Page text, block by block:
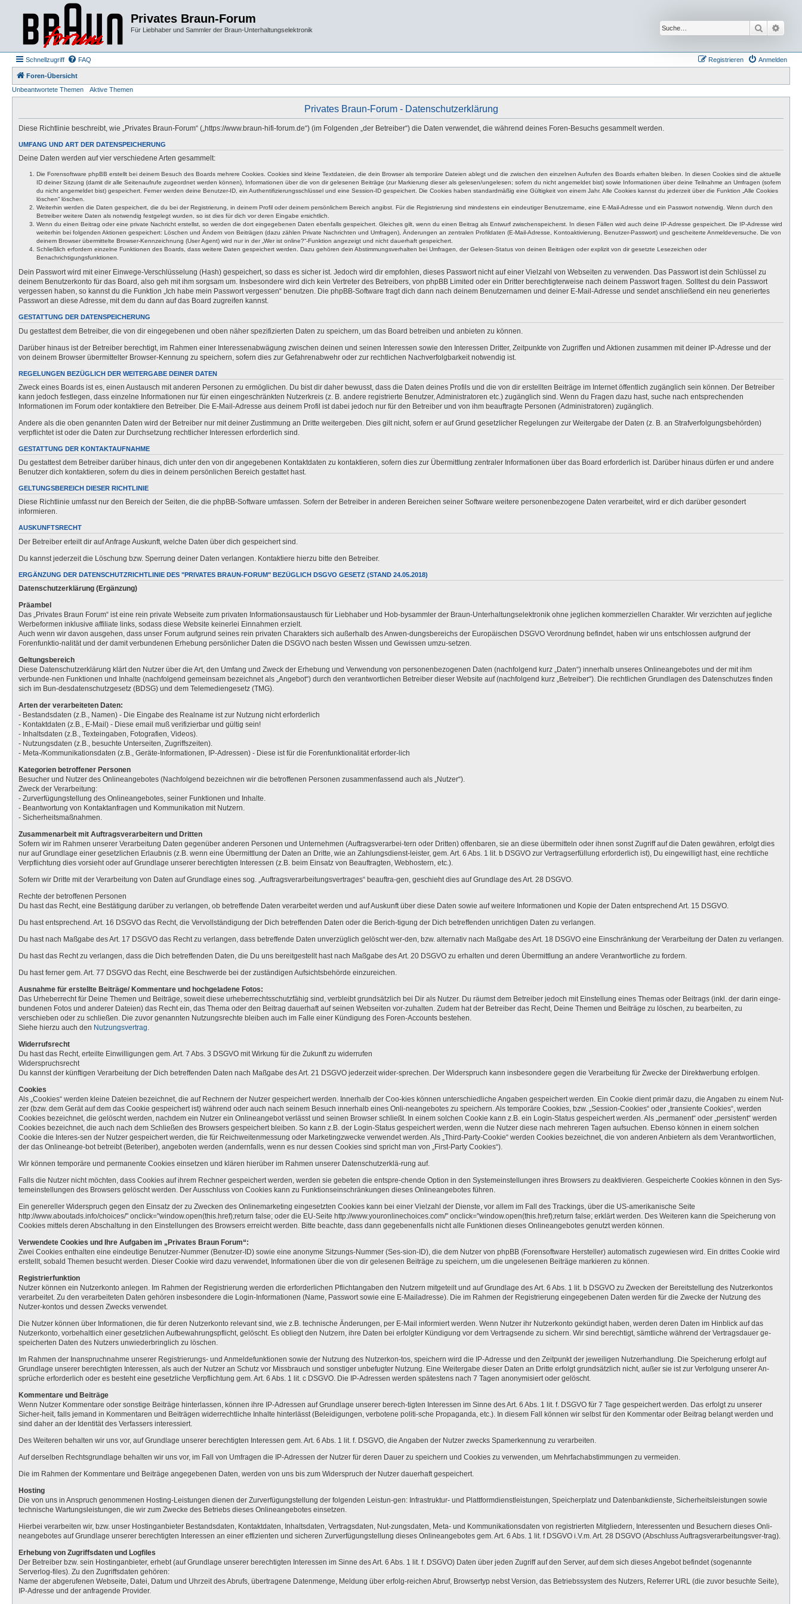
Privates Braun-Forum
Für Liebhaber und Sammler der Braun-Unterhaltungselektronik Suche
Schnellzugriff FAQ Anmelden
Registrieren
Foren-Übersicht
Unbeantwortete Themen
Aktive Themen
Privates Braun-Forum - Datenschutzerklärung
Diese Richtlinie beschreibt, wie „Privates Braun-Forum“ („https://www.braun-hifi-forum.de“) (im Folgenden „der Betreiber“) die Daten verwendet, die während deines Foren-Besuchs gesammelt werden.
UMFANG UND ART DER DATENSPEICHERUNG
Deine Daten werden auf vier verschiedene Arten gesammelt:
Die Forensoftware phpBB erstellt bei deinem Besuch des Boards mehrere Cookies. Cookies sind kleine Textdateien, die dein Browser als temporäre Dateien ablegt und die zwischen den einzelnen Aufrufen des Boards erhalten bleiben. In diesen Cookies sind die aktuelle
ID deiner Sitzung (damit dir alle Seitenaufrufe zugeordnet werden können), Informationen über die von dir gelesenen Beiträge (zur Markierung dieser als gelesen/ungelesen; sofern du nicht angemeldet bist) sowie Informationen über deine Teilnahme an Umfragen (sofern
du nicht angemeldet bist) gespeichert. Ferner werden deine Benutzer-ID, ein Authentifizierungsschlüssel und eine Session-ID gespeichert. Die Cookies haben standardmäßig eine Gültigkeit von einem Jahr. Alle Cookies kannst du jederzeit über die Funktion „Alle Cookies
löschen“ löschen.
Weiterhin werden die Daten gespeichert, die du bei der Registrierung, in deinem Profil oder deinem persönlichem Bereich angibst. Für die Registrierung sind mindestens ein eindeutiger Benutzername, eine E-Mail-Adresse und ein Passwort notwendig. Wenn durch den
Betreiber weitere Daten als notwendig festgelegt wurden, so ist dies für dich vor deren Eingabe ersichtlich.
Wenn du einen Beitrag oder eine private Nachricht erstellst, so werden die dort eingegebenen Daten ebenfalls gespeichert. Gleiches gilt, wenn du einen Beitrag als Entwurf zwischenspeicherst. In diesen Fällen wird auch deine IP-Adresse gespeichert. Die IP-Adresse wird
weiterhin bei folgenden Aktionen gespeichert: Löschen und Ändern von Beiträgen (dazu zählen Private Nachrichten und Umfragen), Änderungen an zentralen Profildaten (E-Mail-Adresse, Kontoaktivierung, Benutzer-Passwort) und gescheiterte Anmeldeversuche. Die von
deinem Browser übermittelte Browser-Kennzeichnung (User Agent) wird nur in der „Wer ist online?“-Funktion angezeigt und nicht dauerhaft gespeichert.
Schließlich erfordern einzelne Funktionen des Boards, dass weitere Daten gespeichert werden. Dazu gehören dein Abstimmungsverhalten bei Umfragen, der Gelesen-Status von deinen Beiträgen oder explizit von dir gesetzte Lesezeichen oder
Benachrichtigungsfunktionen.
Dein Passwort wird mit einer Einwege-Verschlüsselung (Hash) gespeichert, so dass es sicher ist. Jedoch wird dir empfohlen, dieses Passwort nicht auf einer Vielzahl von Webseiten zu verwenden. Das Passwort ist dein Schlüssel zu
deinem Benutzerkonto für das Board, also geh mit ihm sorgsam um. Insbesondere wird dich kein Vertreter des Betreibers, von phpBB Limited oder ein Dritter berechtigterweise nach deinem Passwort fragen. Solltest du dein Passwort
vergessen haben, so kannst du die Funktion „Ich habe mein Passwort vergessen“ benutzen. Die phpBB-Software fragt dich dann nach deinem Benutzernamen und deiner E-Mail-Adresse und sendet anschließend ein neu generiertes
Passwort an diese Adresse, mit dem du dann auf das Board zugreifen kannst.
GESTATTUNG DER DATENSPEICHERUNG
Du gestattest dem Betreiber, die von dir eingegebenen und oben näher spezifizierten Daten zu speichern, um das Board betreiben und anbieten zu können.
Darüber hinaus ist der Betreiber berechtigt, im Rahmen einer Interessenabwägung zwischen deinen und seinen Interessen sowie den Interessen Dritter, Zeitpunkte von Zugriffen und Aktionen zusammen mit deiner IP-Adresse und der
von deinem Browser übermittelter Browser-Kennung zu speichern, sofern dies zur Gefahrenabwehr oder zur rechtlichen Nachverfolgbarkeit notwendig ist.
REGELUNGEN BEZÜGLICH DER WEITERGABE DEINER DATEN
Zweck eines Boards ist es, einen Austausch mit anderen Personen zu ermöglichen. Du bist dir daher bewusst, dass die Daten deines Profils und die von dir erstellten Beiträge im Internet öffentlich zugänglich sein können. Der Betreiber
kann jedoch festlegen, dass einzelne Informationen nur für einen eingeschränkten Nutzerkreis (z. B. andere registrierte Benutzer, Administratoren etc.) zugänglich sind. Wenn du Fragen dazu hast, suche nach entsprechenden
Informationen im Forum oder kontaktiere den Betreiber. Die E-Mail-Adresse aus deinem Profil ist dabei jedoch nur für den Betreiber und von ihm beauftragte Personen (Administratoren) zugänglich.
Andere als die oben genannten Daten wird der Betreiber nur mit deiner Zustimmung an Dritte weitergeben. Dies gilt nicht, sofern er auf Grund gesetzlicher Regelungen zur Weitergabe der Daten (z. B. an Strafverfolgungsbehörden)
verpflichtet ist oder die Daten zur Durchsetzung rechtlicher Interessen erforderlich sind.
GESTATTUNG DER KONTAKTAUFNAHME
Du gestattest dem Betreiber darüber hinaus, dich unter den von dir angegebenen Kontaktdaten zu kontaktieren, sofern dies zur Übermittlung zentraler Informationen über das Board erforderlich ist. Darüber hinaus dürfen er und andere
Benutzer dich kontaktieren, sofern du dies in deinem persönlichen Bereich gestattet hast.
GELTUNGSBEREICH DIESER RICHTLINIE
Diese Richtlinie umfasst nur den Bereich der Seiten, die die phpBB-Software umfassen. Sofern der Betreiber in anderen Bereichen seiner Software weitere personenbezogene Daten verarbeitet, wird er dich darüber gesondert
informieren.
AUSKUNFTSRECHT
Der Betreiber erteilt dir auf Anfrage Auskunft, welche Daten über dich gespeichert sind.
Du kannst jederzeit die Löschung bzw. Sperrung deiner Daten verlangen. Kontaktiere hierzu bitte den Betreiber.
ERGÄNZUNG DER DATENSCHUTZRICHTLINIE DES "PRIVATES BRAUN-FORUM" BEZÜGLICH DSGVO GESETZ (STAND 24.05.2018)
Datenschutzerklärung (Ergänzung)
Präambel
Das „Privates Braun Forum“ ist eine rein private Webseite zum privaten Informationsaustausch für Liebhaber und Hob-bysammler der Braun-Unterhaltungselektronik ohne jeglichen kommerziellen Charakter. Wir verzichten auf jegliche
Werbeformen inklusive affiliate links, sodass diese Website keinerlei Einnahmen erzielt.
Auch wenn wir davon ausgehen, dass unser Forum aufgrund seines rein privaten Charakters sich außerhalb des Anwen-dungsbereichs der Europäischen DSGVO Verordnung befindet, haben wir uns entschlossen aufgrund der
Forenfunktio-nalität und der damit verbundenen Erhebung persönlicher Daten die DSGVO nach besten Wissen und Gewissen umzu-setzen.
Geltungsbereich
Diese Datenschutzerklärung klärt den Nutzer über die Art, den Umfang und Zweck der Erhebung und Verwendung von personenbezogenen Daten (nachfolgend kurz „Daten“) innerhalb unseres Onlineangebotes und der mit ihm
verbunde-nen Funktionen und Inhalte (nachfolgend gemeinsam bezeichnet als „Angebot“) durch den verantwortlichen Betreiber dieser Website auf (nachfolgend kurz „Betreiber“). Die rechtlichen Grundlagen des Datenschutzes finden
sich im Bun-desdatenschutzgesetz (BDSG) und dem Telemediengesetz (TMG).
Arten der verarbeiteten Daten:
- Bestandsdaten (z.B., Namen) - Die Eingabe des Realname ist zur Nutzung nicht erforderlich
- Kontaktdaten (z.B., E-Mail) - Diese email muß verifizierbar und gültig sein!
- Inhaltsdaten (z.B., Texteingaben, Fotografien, Videos).
- Nutzungsdaten (z.B., besuchte Unterseiten, Zugriffszeiten).
- Meta-/Kommunikationsdaten (z.B., Geräte-Informationen, IP-Adressen) - Diese ist für die Forenfunktionalität erforder-lich
Kategorien betroffener Personen
Besucher und Nutzer des Onlineangebotes (Nachfolgend bezeichnen wir die betroffenen Personen zusammenfassend auch als „Nutzer“).
Zweck der Verarbeitung:
- Zurverfügungstellung des Onlineangebotes, seiner Funktionen und Inhalte.
- Beantwortung von Kontaktanfragen und Kommunikation mit Nutzern.
- Sicherheitsmaßnahmen.
Zusammenarbeit mit Auftragsverarbeitern und Dritten
Sofern wir im Rahmen unserer Verarbeitung Daten gegenüber anderen Personen und Unternehmen (Auftragsverarbei-tern oder Dritten) offenbaren, sie an diese übermitteln oder ihnen sonst Zugriff auf die Daten gewähren, erfolgt dies
nur auf Grundlage einer gesetzlichen Erlaubnis (z.B. wenn eine Übermittlung der Daten an Dritte, wie an Zahlungsdienst-leister, gem. Art. 6 Abs. 1 lit. b DSGVO zur Vertragserfüllung erforderlich ist), Du eingewilligt hast, eine rechtliche
Verpflichtung dies vorsieht oder auf Grundlage unserer berechtigten Interessen (z.B. beim Einsatz von Beauftragten, Webhostern, etc.).
Sofern wir Dritte mit der Verarbeitung von Daten auf Grundlage eines sog. „Auftragsverarbeitungsvertrages“ beauftra-gen, geschieht dies auf Grundlage des Art. 28 DSGVO.
Rechte der betroffenen Personen
Du hast das Recht, eine Bestätigung darüber zu verlangen, ob betreffende Daten verarbeitet werden und auf Auskunft über diese Daten sowie auf weitere Informationen und Kopie der Daten entsprechend Art. 15 DSGVO.
Du hast entsprechend. Art. 16 DSGVO das Recht, die Vervollständigung der Dich betreffenden Daten oder die Berich-tigung der Dich betreffenden unrichtigen Daten zu verlangen.
Du hast nach Maßgabe des Art. 17 DSGVO das Recht zu verlangen, dass betreffende Daten unverzüglich gelöscht wer-den, bzw. alternativ nach Maßgabe des Art. 18 DSGVO eine Einschränkung der Verarbeitung der Daten zu verlangen.
Du hast das Recht zu verlangen, dass die Dich betreffenden Daten, die Du uns bereitgestellt hast nach Maßgabe des Art. 20 DSGVO zu erhalten und deren Übermittlung an andere Verantwortliche zu fordern.
Du hast ferner gem. Art. 77 DSGVO das Recht, eine Beschwerde bei der zuständigen Aufsichtsbehörde einzureichen.
Ausnahme für erstellte Beiträge/ Kommentare und hochgeladene Fotos:
Das Urheberrecht für Deine Themen und Beiträge, soweit diese urheberrechtsschutzfähig sind, verbleibt grundsätzlich bei Dir als Nutzer. Du räumst dem Betreiber jedoch mit Einstellung eines Themas oder Beitrags (inkl. der darin einge-
bundenen Fotos und anderer Dateien) das Recht ein, das Thema oder den Beitrag dauerhaft auf seinen Webseiten vor-zuhalten. Zudem hat der Betreiber das Recht, Deine Themen und Beiträge zu löschen, zu bearbeiten, zu
verschieben oder zu schließen. Die zuvor genannten Nutzungsrechte bleiben auch im Falle einer Kündigung des Foren-Accounts bestehen.
Siehe hierzu auch den Nutzungsvertrag
Widerrufsrecht
Du hast das Recht, erteilte Einwilligungen gem. Art. 7 Abs. 3 DSGVO mit Wirkung für die Zukunft zu widerrufen
Widerspruchsrecht
Du kannst der künftigen Verarbeitung der Dich betreffenden Daten nach Maßgabe des Art. 21 DSGVO jederzeit wider-sprechen. Der Widerspruch kann insbesondere gegen die Verarbeitung für Zwecke der Direktwerbung erfolgen.
Cookies
Als „Cookies“ werden kleine Dateien bezeichnet, die auf Rechnern der Nutzer gespeichert werden. Innerhalb der Coo-kies können unterschiedliche Angaben gespeichert werden. Ein Cookie dient primär dazu, die Angaben zu einem Nut-
zer (bzw. dem Gerät auf dem das Cookie gespeichert ist) während oder auch nach seinem Besuch innerhalb eines Onli-neangebotes zu speichern. Als temporäre Cookies, bzw. „Session-Cookies“ oder „transiente Cookies“, werden
Cookies bezeichnet, die gelöscht werden, nachdem ein Nutzer ein Onlineangebot verlässt und seinen Browser schließt. In einem solchen Cookie kann z.B. ein Login-Status gespeichert werden. Als „permanent“ oder „persistent“ werden
Cookies bezeichnet, die auch nach dem Schließen des Browsers gespeichert bleiben. So kann z.B. der Login-Status gespeichert werden, wenn die Nutzer diese nach mehreren Tagen aufsuchen. Ebenso können in einem solchen
Cookie die Interes-sen der Nutzer gespeichert werden, die für Reichweitenmessung oder Marketingzwecke verwendet werden. Als „Third-Party-Cookie“ werden Cookies bezeichnet, die von anderen Anbietern als dem Verantwortlichen,
der das Onlineange-bot betreibt (Beteriber), angeboten werden (andernfalls, wenn es nur dessen Cookies sind spricht man von „First-Party Cookies“).
Wir können temporäre und permanente Cookies einsetzen und klären hierüber im Rahmen unserer Datenschutzerklä-rung auf.
Falls die Nutzer nicht möchten, dass Cookies auf ihrem Rechner gespeichert werden, werden sie gebeten die entspre-chende Option in den Systemeinstellungen ihres Browsers zu deaktivieren. Gespeicherte Cookies können in den Sys-
temeinstellungen des Browsers gelöscht werden. Der Ausschluss von Cookies kann zu Funktionseinschränkungen dieses Onlineangebotes führen.
Ein genereller Widerspruch gegen den Einsatz der zu Zwecken des Onlinemarketing eingesetzten Cookies kann bei einer Vielzahl der Dienste, vor allem im Fall des Trackings, über die US-amerikanische Seite
http://www.aboutads.info/choices/" onclick="window.open(this.href);return false; oder die EU-Seite http://www.youronlinechoices.com/" onclick="window.open(this.href);return false; erklärt werden. Des Weiteren kann die Speicherung von
Cookies mittels deren Abschaltung in den Einstellungen des Browsers erreicht werden. Bitte beachte, dass dann gegebenenfalls nicht alle Funktionen dieses Onlineangebotes genutzt werden können.
Verwendete Cookies und Ihre Aufgaben im „Privates Braun Forum“:
Zwei Cookies enthalten eine eindeutige Benutzer-Nummer (Benutzer-ID) sowie eine anonyme Sitzungs-Nummer (Ses-sion-ID), die dem Nutzer von phpBB (Forensoftware Hersteller) automatisch zugewiesen wird. Ein drittes Cookie wird
erstellt, sobald Themen besucht werden. Dieser Cookie wird dazu verwendet, Informationen über die von dir gelesenen Beiträge zu speichern, um die ungelesenen Beiträge markieren zu können.
Registrierfunktion
Nutzer können ein Nutzerkonto anlegen. Im Rahmen der Registrierung werden die erforderlichen Pflichtangaben den Nutzern mitgeteilt und auf Grundlage des Art. 6 Abs. 1 lit. b DSGVO zu Zwecken der Bereitstellung des Nutzerkontos
verarbeitet. Zu den verarbeiteten Daten gehören insbesondere die Login-Informationen (Name, Passwort sowie eine E-Mailadresse). Die im Rahmen der Registrierung eingegebenen Daten werden für die Zwecke der Nutzung des
Nutzer-kontos und dessen Zwecks verwendet.
Die Nutzer können über Informationen, die für deren Nutzerkonto relevant sind, wie z.B. technische Änderungen, per E-Mail informiert werden. Wenn Nutzer ihr Nutzerkonto gekündigt haben, werden deren Daten im Hinblick auf das
Nutzerkonto, vorbehaltlich einer gesetzlichen Aufbewahrungspflicht, gelöscht. Es obliegt den Nutzern, ihre Daten bei erfolgter Kündigung vor dem Vertragsende zu sichern. Wir sind berechtigt, sämtliche während der Vertragsdauer ge-
speicherten Daten des Nutzers unwiederbringlich zu löschen.
Im Rahmen der Inanspruchnahme unserer Registrierungs- und Anmeldefunktionen sowie der Nutzung des Nutzerkon-tos, speichern wird die IP-Adresse und den Zeitpunkt der jeweiligen Nutzerhandlung. Die Speicherung erfolgt auf
Grundlage unserer berechtigten Interessen, als auch der Nutzer an Schutz vor Missbrauch und sonstiger unbefugter Nutzung. Eine Weitergabe dieser Daten an Dritte erfolgt grundsätzlich nicht, außer sie ist zur Verfolgung unserer An-
sprüche erforderlich oder es besteht eine gesetzliche Verpflichtung gem. Art. 6 Abs. 1 lit. c DSGVO. Die IP-Adressen werden spätestens nach 7 Tagen anonymisiert oder gelöscht.
Kommentare und Beiträge
Wenn Nutzer Kommentare oder sonstige Beiträge hinterlassen, können ihre IP-Adressen auf Grundlage unserer berech-tigten Interessen im Sinne des Art. 6 Abs. 1 lit. f. DSGVO für 7 Tage gespeichert werden. Das erfolgt zu unserer
Sicher-heit, falls jemand in Kommentaren und Beiträgen widerrechtliche Inhalte hinterlässt (Beleidigungen, verbotene politi-sche Propaganda, etc.). In diesem Fall können wir selbst für den Kommentar oder Beitrag belangt werden und
sind daher an der Identität des Verfassers interessiert.
Des Weiteren behalten wir uns vor, auf Grundlage unserer berechtigten Interessen gem. Art. 6 Abs. 1 lit. f. DSGVO, die Angaben der Nutzer zwecks Spamerkennung zu verarbeiten.
Auf derselben Rechtsgrundlage behalten wir uns vor, im Fall von Umfragen die IP-Adressen der Nutzer für deren Dauer zu speichern und Cookies zu verwenden, um Mehrfachabstimmungen zu vermeiden.
Die im Rahmen der Kommentare und Beiträge angegebenen Daten, werden von uns bis zum Widerspruch der Nutzer dauerhaft gespeichert.
Hosting
Die von uns in Anspruch genommenen Hosting-Leistungen dienen der Zurverfügungstellung der folgenden Leistun-gen: Infrastruktur- und Plattformdienstleistungen, Speicherplatz und Datenbankdienste, Sicherheitsleistungen sowie
technische Wartungsleistungen, die wir zum Zwecke des Betriebs dieses Onlineangebotes einsetzen.
Hierbei verarbeiten wir, bzw. unser Hostinganbieter Bestandsdaten, Kontaktdaten, Inhaltsdaten, Vertragsdaten, Nut-zungsdaten, Meta- und Kommunikationsdaten von registrierten Mitgliedern, Interessenten und Besuchern dieses Onli-
neangebotes auf Grundlage unserer berechtigten Interessen an einer effizienten und sicheren Zurverfügungstellung dieses Onlineangebotes gem. Art. 6 Abs. 1 lit. f DSGVO i.V.m. Art. 28 DSGVO (Abschluss Auftragsverarbeitungsver-trag).
Erhebung von Zugriffsdaten und Logfiles
Der Betreiber bzw. sein Hostinganbieter, erhebt (auf Grundlage unserer berechtigten Interessen im Sinne des Art. 6 Abs. 1 lit. f. DSGVO) Daten über jeden Zugriff auf den Server, auf dem sich dieses Angebot befindet (sogenannte
Serverlog-files). Zu den Zugriffsdaten gehören:
Name der abgerufenen Webseite, Datei, Datum und Uhrzeit des Abrufs, übertragene Datenmenge, Meldung über erfolg-reichen Abruf, Browsertyp nebst Version, das Betriebssystem des Nutzers, Referrer URL (die zuvor besuchte Seite),
IP-Adresse und der anfragende Provider.